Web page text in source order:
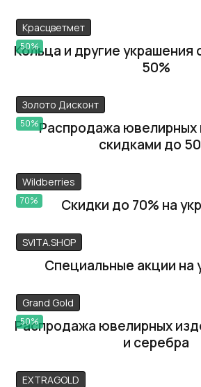
Красцветмет
50%
Кольца и другие украшения
50%
Золото Дисконт
50%Распродажа ювелирных
скидками до
Wildberries
70% Скидки до 70% на
SVITA.SHOP
Специальные акции на
Grand Gold
50%
Распродажа ювелирных
и серебра
EXTRAGOLD